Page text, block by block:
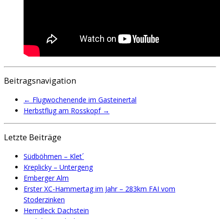
Beitragsnavigation
← Flugwochenende im Gasteinertal
Herbstflug am Rosskopf →
Letzte Beiträge
Südböhmen – Klet´
Kreplicky – Untergeng
Emberger Alm
Erster XC-Hammertag im Jahr – 283km FAI vom
Stoderzinken
Herndleck Dachstein